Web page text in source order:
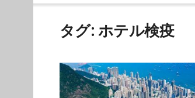
タグ:ホテル検疫